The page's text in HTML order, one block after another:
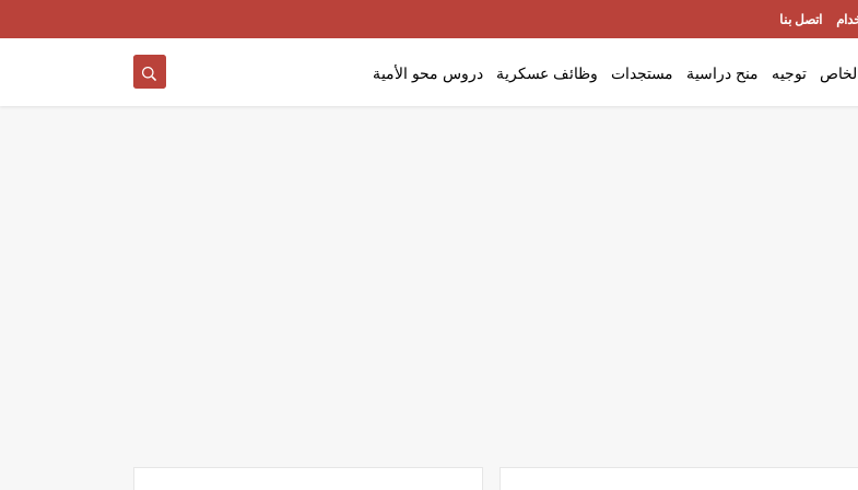
اتصل بنا
توجيه منح دراسية مستجدات وظائف عسكرية دروس محو الأمية